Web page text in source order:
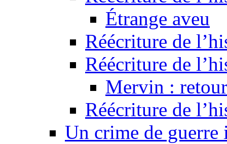
Étrange aveu
Réécriture de
Réécriture de
Mervin :
Réécriture de
Un crime de guerre